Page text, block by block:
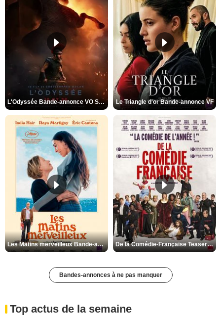
L'Odyssée Bande-annonce VO STFR Le Triangle d'or Bande-annonce VF
Les Matins merveilleux Bande-annonce VF De la Comédie-Française Teaser VF
Bandes-annonces à ne pas manquer
Top actus de la semaine